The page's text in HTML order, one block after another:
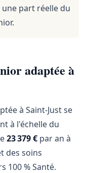
part réelle du
adaptée à
à Saint-Just se
à l'échelle du
23 379 € par an à
des soins
100 % Santé.